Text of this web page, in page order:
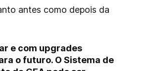
antes como depois da
e com upgrades
o futuro. O Sistema de